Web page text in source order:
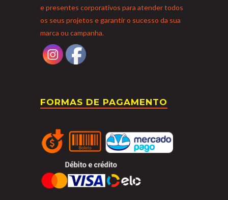
e presentes corporativos para atender todos
os seus projetos e garantir o sucesso da sua
marca ou campanha.
FORMAS DE PAGAMENTO